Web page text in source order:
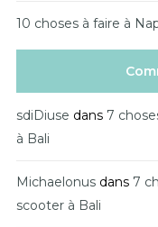
10 choses à faire à
sdiDiuse dans 7
à Bali
Michaelonus dans 7
scooter à Bali